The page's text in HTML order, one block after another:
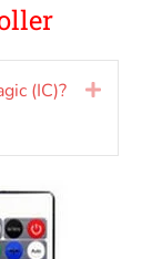
(IC)?